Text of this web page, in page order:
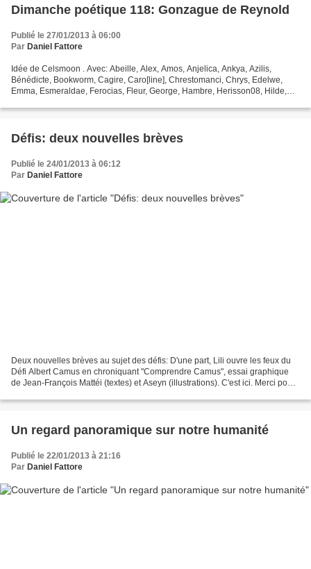
Dimanche poétique 118: Gonzague de Reynold
Publié le 27/01/2013 à 06:00
Par Daniel Fattore
Idée de Celsmoon . Avec: Abeille, Alex, Amos, Anjelica, Ankya, Azilis,
Bénédicte, Bookworm, Cagire, Caro[line], Chrestomanci, Chrys, Edelwe,
Emma, Esmeraldae, Ferocias, Fleur, George, Hambre, Herisson08, Hilde,
Défis: deux nouvelles brèves
Publié le 24/01/2013 à 06:12
Par Daniel Fattore
Deux nouvelles brèves au sujet des défis: D'une part, Lili ouvre les feux du
Défi Albert Camus en chroniquant "Comprendre Camus", essai graphique
de Jean-François Mattéi (textes) et Aseyn (illustrations). C'est ici. Merci pour
Un regard panoramique sur notre humanité
Publié le 22/01/2013 à 21:16
Par Daniel Fattore